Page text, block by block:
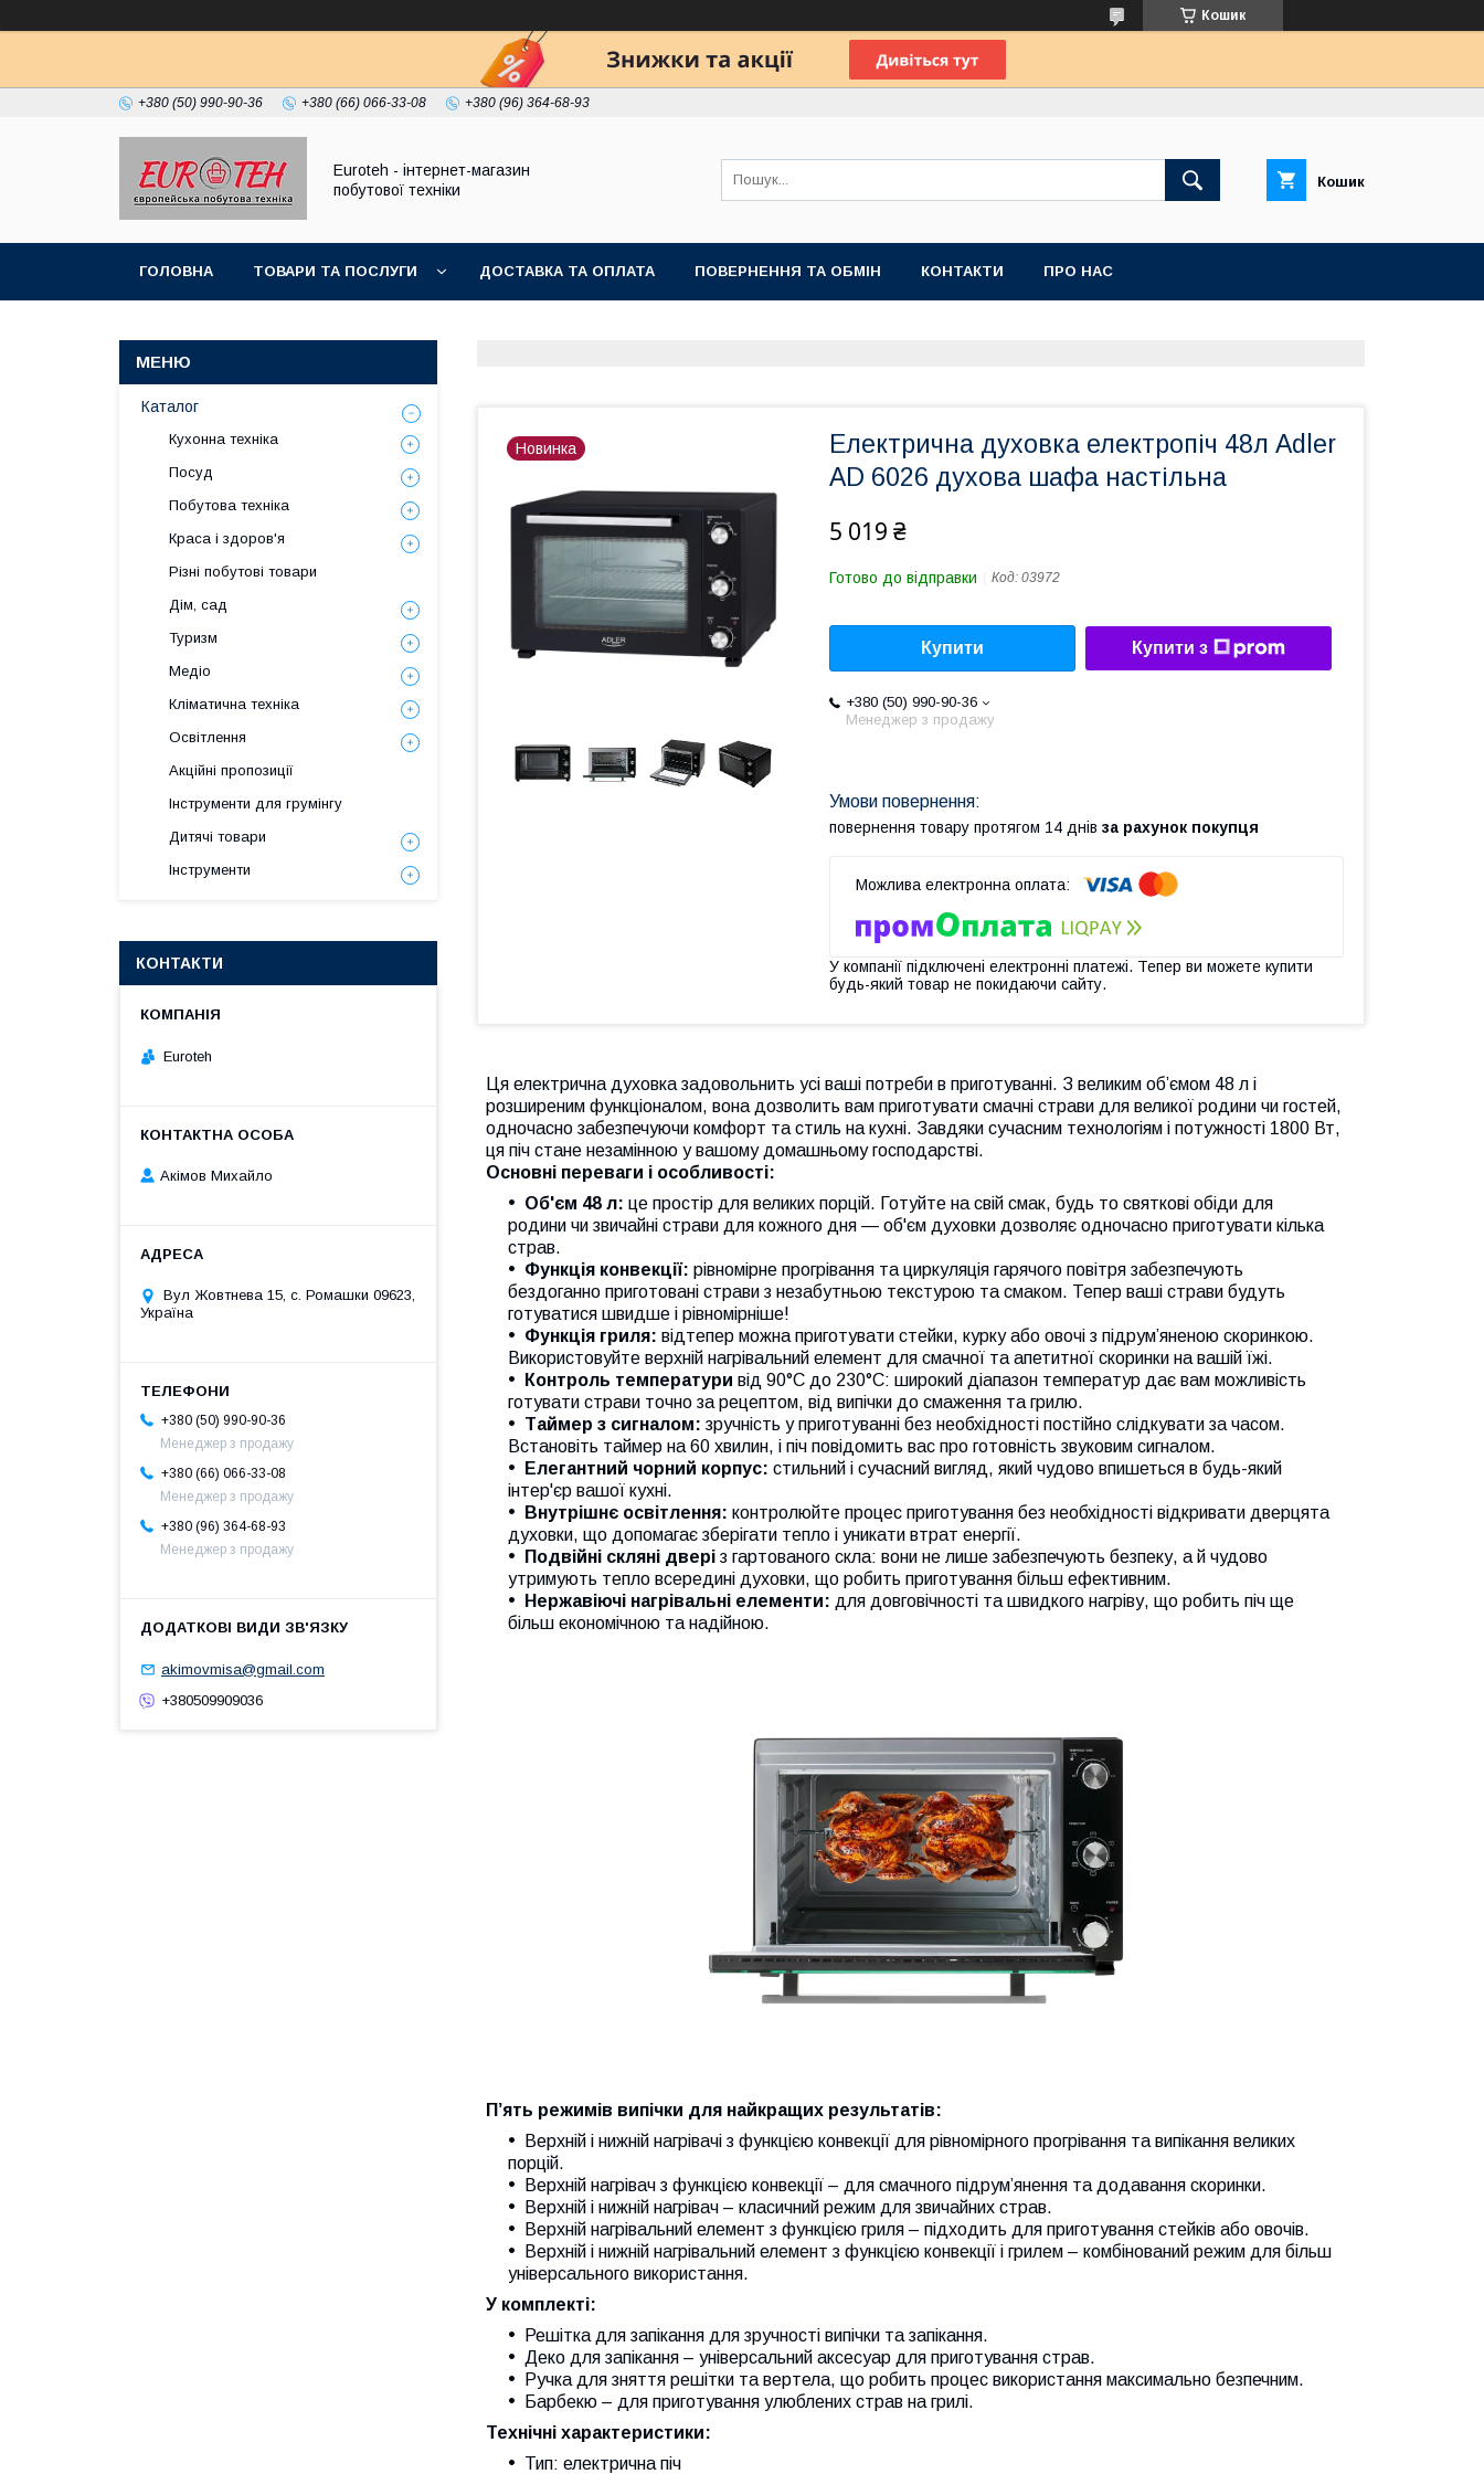
Кошик
+380 (50) 990-90-36 +380 (66) 066-33-08 +380 (96) 364-68-93
Euroteh - інтернет-магазин
побутової техніки
Кошик
ГОЛОВНА ТОВАРИ ТА ПОСЛУГИ ДОСТАВКА ТА ОПЛАТА ПОВЕРНЕННЯ ТА ОБМІН КОНТАКТИ ПРО НАС
Новинка
Електрична духовка електропіч 48л Adler
AD 6026 духова шафа настільна
5 019 ₴
Готово до відправки Код: 03972
Купити Купити з
+380 (50) 990-90-36
Менеджер з продажу
повернення товару протягом 14 днів за рахунок покупця
У компанії підключені електронні платежі. Тепер ви можете купити
будь-який товар не покидаючи сайту.
Ця електрична духовка задовольнить усі ваші потреби в приготуванні. З великим об’ємом 48 л і
розширеним функціоналом, вона дозволить вам приготувати смачні страви для великої родини чи гостей,
одночасно забезпечуючи комфорт та стиль на кухні. Завдяки сучасним технологіям і потужності 1800 Вт,
ця піч стане незамінною у вашому домашньому господарстві.
Основні переваги і особливості:
Об'єм 48 л: це простір для великих порцій. Готуйте на свій смак, будь то святкові обіди для
родини чи звичайні страви для кожного дня — об'єм духовки дозволяє одночасно приготувати кілька
страв.
Функція конвекції: рівномірне прогрівання та циркуляція гарячого повітря забезпечують
бездоганно приготовані страви з незабутньою текстурою та смаком. Тепер ваші страви будуть
готуватися швидше і рівномірніше!
Функція гриля: відтепер можна приготувати стейки, курку або овочі з підрум’яненою скоринкою.
Використовуйте верхній нагрівальний елемент для смачної та апетитної скоринки на вашій їжі.
Контроль температури від 90°C до 230°C: широкий діапазон температур дає вам можливість
готувати страви точно за рецептом, від випічки до смаження та грилю.
Таймер з сигналом: зручність у приготуванні без необхідності постійно слідкувати за часом.
Встановіть таймер на 60 хвилин, і піч повідомить вас про готовність звуковим сигналом.
Елегантний чорний корпус: стильний і сучасний вигляд, який чудово впишеться в будь-який
інтер'єр вашої кухні.
Внутрішнє освітлення: контролюйте процес приготування без необхідності відкривати дверцята
духовки, що допомагає зберігати тепло і уникати втрат енергії.
Подвійні скляні двері з гартованого скла: вони не лише забезпечують безпеку, а й чудово
утримують тепло всередині духовки, що робить приготування більш ефективним.
Нержавіючі нагрівальні елементи: для довговічності та швидкого нагріву, що робить піч ще
більш економічною та надійною.
П’ять режимів випічки для найкращих результатів:
Верхній і нижній нагрівачі з функцією конвекції для рівномірного прогрівання та випікання великих
порцій.
Верхній нагрівач з функцією конвекції – для смачного підрум’янення та додавання скоринки.
Верхній і нижній нагрівач – класичний режим для звичайних страв.
Верхній нагрівальний елемент з функцією гриля – підходить для приготування стейків або овочів.
Верхній і нижній нагрівальний елемент з функцією конвекції і грилем – комбінований режим для більш
універсального використання.
У комплекті:
Решітка для запікання для зручності випічки та запікання.
Деко для запікання – універсальний аксесуар для приготування страв.
Ручка для зняття решітки та вертела, що робить процес використання максимально безпечним.
Барбекю – для приготування улюблених страв на грилі.
Технічні характеристики:
Тип: електрична піч
Каталог
Кухонна техніка
Посуд
Побутова техніка
Краса і здоров'я
Різні побутові товари
Дім, сад
Туризм
Медіо
Кліматична техніка
Освітлення
Акційні пропозиції
Інструменти для грумінгу
Дитячі товари
Інструменти
КОНТАКТИ
Euroteh
Акімов Михайло
Вул Жовтнева 15, с. Ромашки 09623,
Україна
+380 (50) 990-90-36
Менеджер з продажу
+380 (66) 066-33-08
Менеджер з продажу
+380 (96) 364-68-93
Менеджер з продажу
akimovmisa@gmail.com
+380509909036